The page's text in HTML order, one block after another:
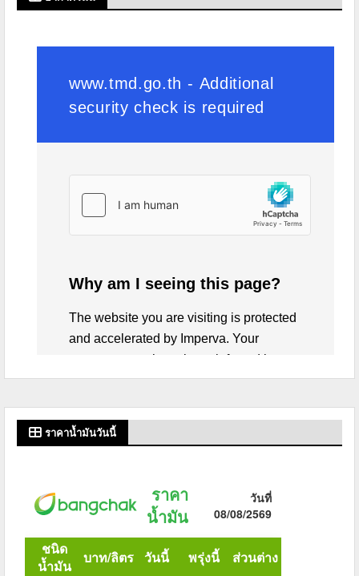
ราคาน้ำมันวันนี้